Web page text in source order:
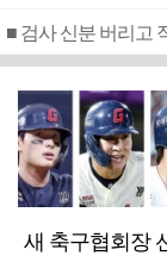
새 축구협회장